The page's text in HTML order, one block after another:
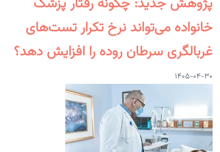
خانواده می‌تواند نرخ تکرار تست‌های
غربالگری سرطان روده را افزایش دهد؟
۱۴۰۵-۰۴-۳۰